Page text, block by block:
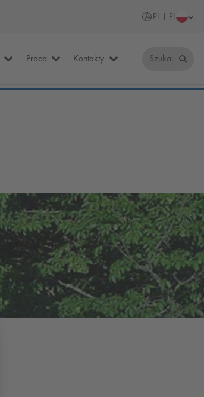
PL | PL
Praca Kontakty Szukaj